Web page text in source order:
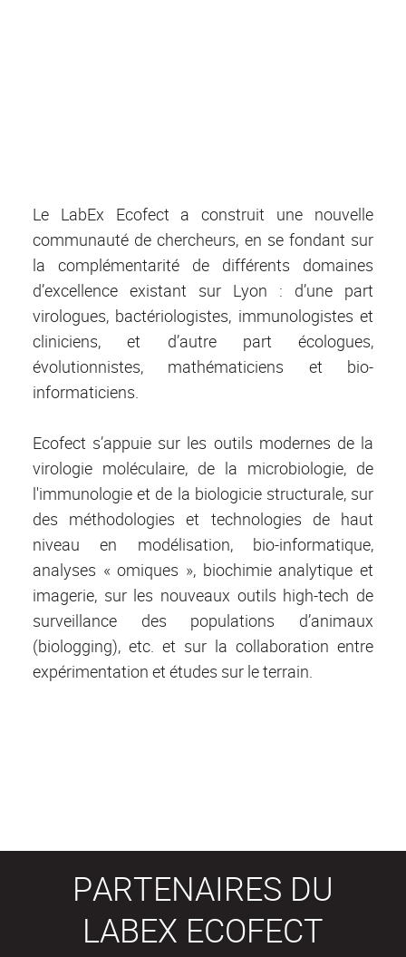
Le LabEx Ecofect a construit une nouvelle
communauté de chercheurs, en se fondant sur
la complémentarité de différents domaines
d’excellence existant sur Lyon : d’une part
virologues, bactériologistes, immunologistes et
cliniciens, et d’autre part écologues,
évolutionnistes, mathématiciens et bio-
informaticiens.
Ecofect s’appuie sur les outils modernes de la
virologie moléculaire, de la microbiologie, de
l'immunologie et de la biologicie structurale, sur
des méthodologies et technologies de haut
niveau en modélisation, bio-informatique,
analyses « omiques », biochimie analytique et
imagerie, sur les nouveaux outils high-tech de
surveillance des populations d’animaux
(biologging), etc. et sur la collaboration entre
expérimentation et études sur le terrain.
PARTENAIRES DU
LABEX ECOFECT